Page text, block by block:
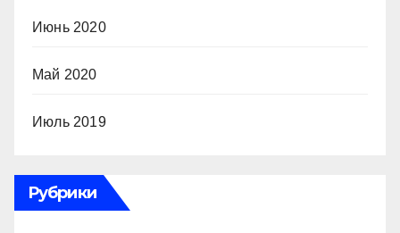
Июнь 2020
Май 2020
Июль 2019
Рубрики